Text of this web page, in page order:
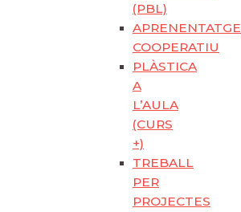
(PBL)
APRENENTATGE
COOPERATIU
PLÀSTICA
A
L’AULA
(CURS
+)
TREBALL
PER
PROJECTES